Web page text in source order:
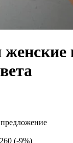
(-9%)